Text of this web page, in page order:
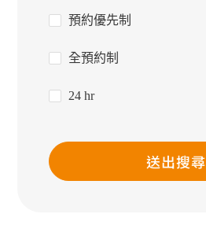
預約優先制
全預約制
24 hr
送出搜尋